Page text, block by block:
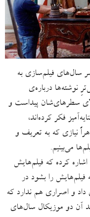
فیلم‌سازی به
نوشته‌ها درباره‌ی
سطرهای‌شان پیداست و
فکر کرده‌اند،
نیازی که به تعریف و
می‌بینیم.
کرده که فیلم‌هایش
را بشود در
و اصراری هم ندارد که
آن دو موزیکال سال‌‌های